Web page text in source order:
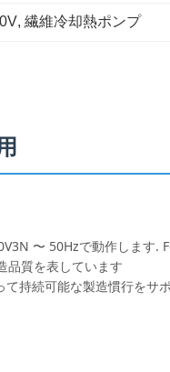
, 繊維冷却熱ポンプ
〜 50Hzで動作しま
品質を表しています
持続可能な製造慣行をサ